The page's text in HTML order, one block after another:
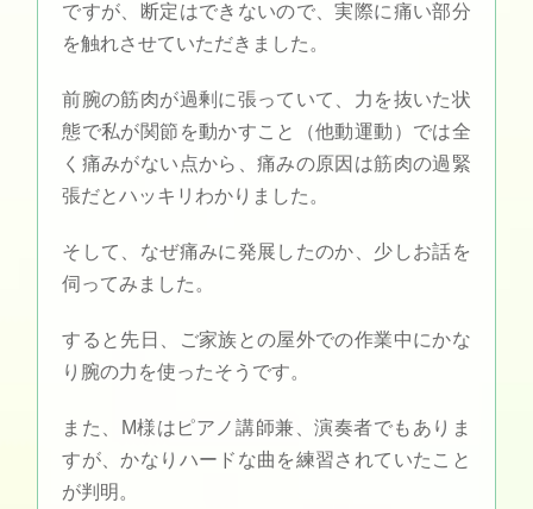
ですが、断定はできないので、実際に痛い部分
を触れさせていただきました。
前腕の筋肉が過剰に張っていて、力を抜いた状
態で私が関節を動かすこと（他動運動）では全
く痛みがない点から、痛みの原因は筋肉の過緊
張だとハッキリわかりました。
そして、なぜ痛みに発展したのか、少しお話を
伺ってみました。
すると先日、ご家族との屋外での作業中にかな
り腕の力を使ったそうです。
また、M様はピアノ講師兼、演奏者でもありま
すが、かなりハードな曲を練習されていたこと
が判明。